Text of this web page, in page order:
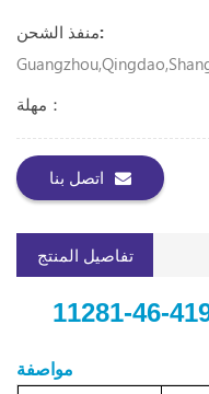
منفذ الشحن:
مهلة：
اتصل بنا
تفاصيل المنتج
مواصفة